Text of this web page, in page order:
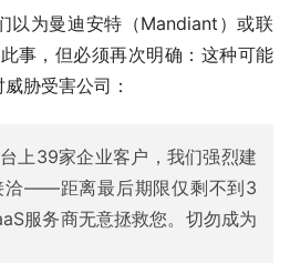
以为曼迪安特（Mandiant）或联
事，但必须再次明确：这种可能
胁受害公司：
上39家企业客户，我们强烈建
洽——距离最后期限仅剩不到3
服务商无意拯救您。切勿成为